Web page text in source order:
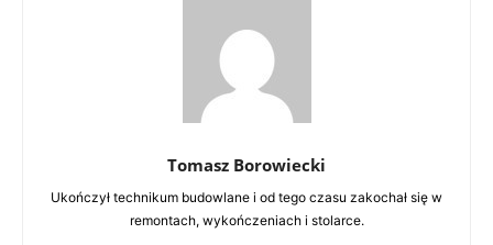
Tomasz Borowiecki
Ukończył technikum budowlane i od tego czasu zakochał się w
remontach, wykończeniach i stolarce.